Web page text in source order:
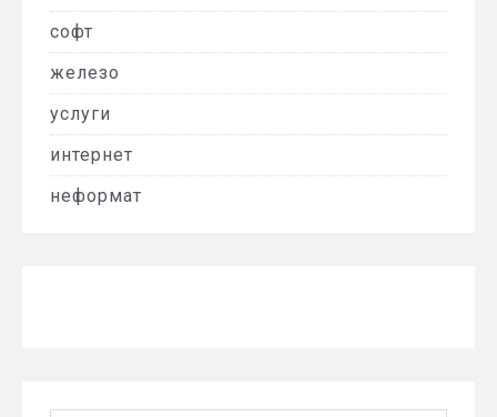
софт
железо
услуги
интернет
неформат